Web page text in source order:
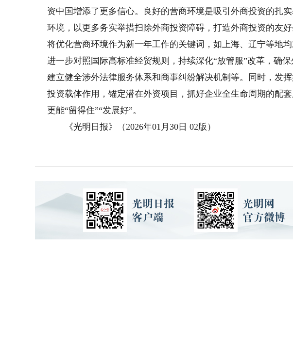
资中国增添了更多信心。良好的营商环境是吸引外商投资的扎
环境，以更多务实举措扫除外商投资障碍，打造外商投资的友
将优化营商环境作为新一年工作的关键词，如上海、辽宁等地
进一步对照国际高标准经贸规则，持续深化“放管服”改革，确
建立健全涉外法律服务体系和商事纠纷解决机制等。同时，发
投资载体作用，锚定潜在外资项目，抓好企业全生命周期的配
更能“留得住”“发展好”。
《光明日报》（2026年01月30日 02版）